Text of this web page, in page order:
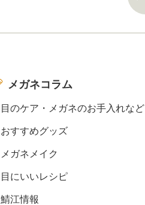
メガネコラム
目のケア・メガネのお手入れなど
おすすめグッズ
メガネメイク
目にいいレシピ
鯖江情報